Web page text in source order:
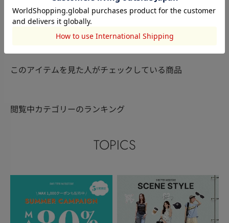
SLY
須田 ももか
このアイテムを見た人がチェックしている商品
閲覧中カテゴリーのランキング
TOPICS